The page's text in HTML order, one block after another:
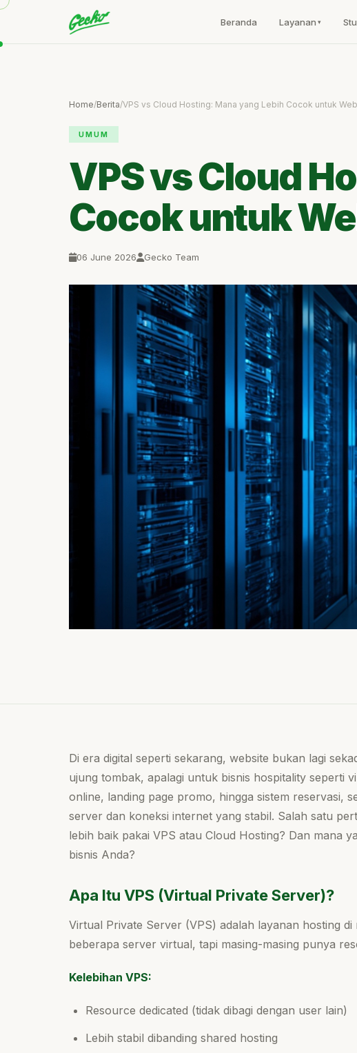
Beranda Layanan
Home/Berita/VPS vs Cloud Hosting: Mana yang Lebih Cocok untuk
UMUM
VPS vs Cloud
Cocok untuk
06 June 2026 Gecko Team
Di era digital seperti sekarang, website bukan lagi
ujung tombak, apalagi untuk bisnis hospitality seperti
online, landing page promo, hingga sistem reservasi,
server dan koneksi internet yang stabil. Salah satu
lebih baik pakai VPS atau Cloud Hosting? Dan mana
bisnis Anda?
Apa Itu VPS (Virtual Private Server)?
Virtual Private Server (VPS) adalah layanan hosting di
beberapa server virtual, tapi masing-masing punya
Kelebihan VPS:
Resource dedicated (tidak dibagi dengan user lain)
Lebih stabil dibanding shared hosting